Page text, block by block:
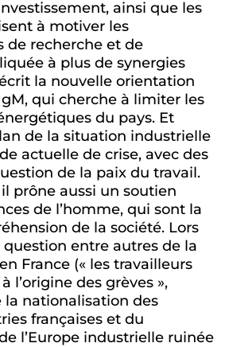
ainsi que les
à motiver les
de recherche et de
à plus de synergies
la nouvelle orientation
qui cherche à limiter les
du pays. Et
de la situation industrielle
actuelle de crise, avec des
de la paix du travail.
prône aussi un soutien
de l’homme, qui sont la
de la société. Lors
entre autres de la
France (« les travailleurs
l’origine des grèves »,
la nationalisation des
françaises et du
l’Europe industrielle ruinée